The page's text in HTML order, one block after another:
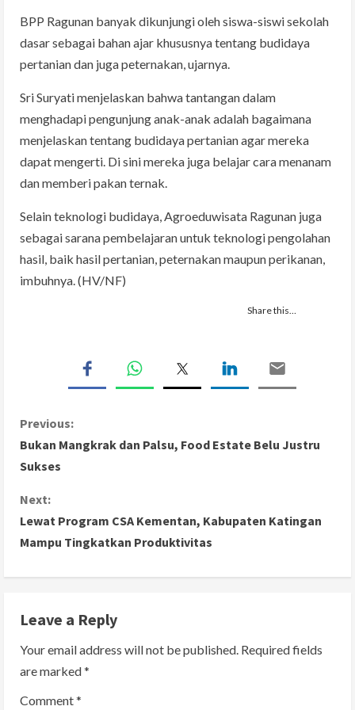
BPP Ragunan banyak dikunjungi oleh siswa-siswi sekolah
dasar sebagai bahan ajar khususnya tentang budidaya
pertanian dan juga peternakan, ujarnya.
Sri Suryati menjelaskan bahwa tantangan dalam
menghadapi pengunjung anak-anak adalah bagaimana
menjelaskan tentang budidaya pertanian agar mereka
dapat mengerti. Di sini mereka juga belajar cara menanam
dan memberi pakan ternak.
Selain teknologi budidaya, Agroeduwisata Ragunan juga
sebagai sarana pembelajaran untuk teknologi pengolahan
hasil, baik hasil pertanian, peternakan maupun perikanan,
imbuhnya. (HV/NF)
Share this…
C
o
n
t
u
e
R
Previous:
Bukan Mangkrak dan Palsu, Food Estate Belu Justru
Sukses
Next:
Lewat Program CSA Kementan, Kabupaten Katingan
Mampu Tingkatkan Produktivitas
Leave a Reply
Your email address will not be published. Required fields
are marked*
Comment*